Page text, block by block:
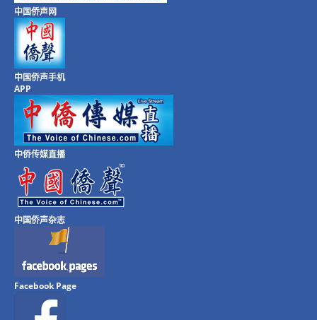
中国侨声网
中国侨声手机
APP
中侨传媒直播
中国侨声杂志
Facebook Page